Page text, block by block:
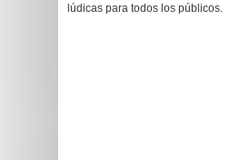
lúdicas para todos los públicos.